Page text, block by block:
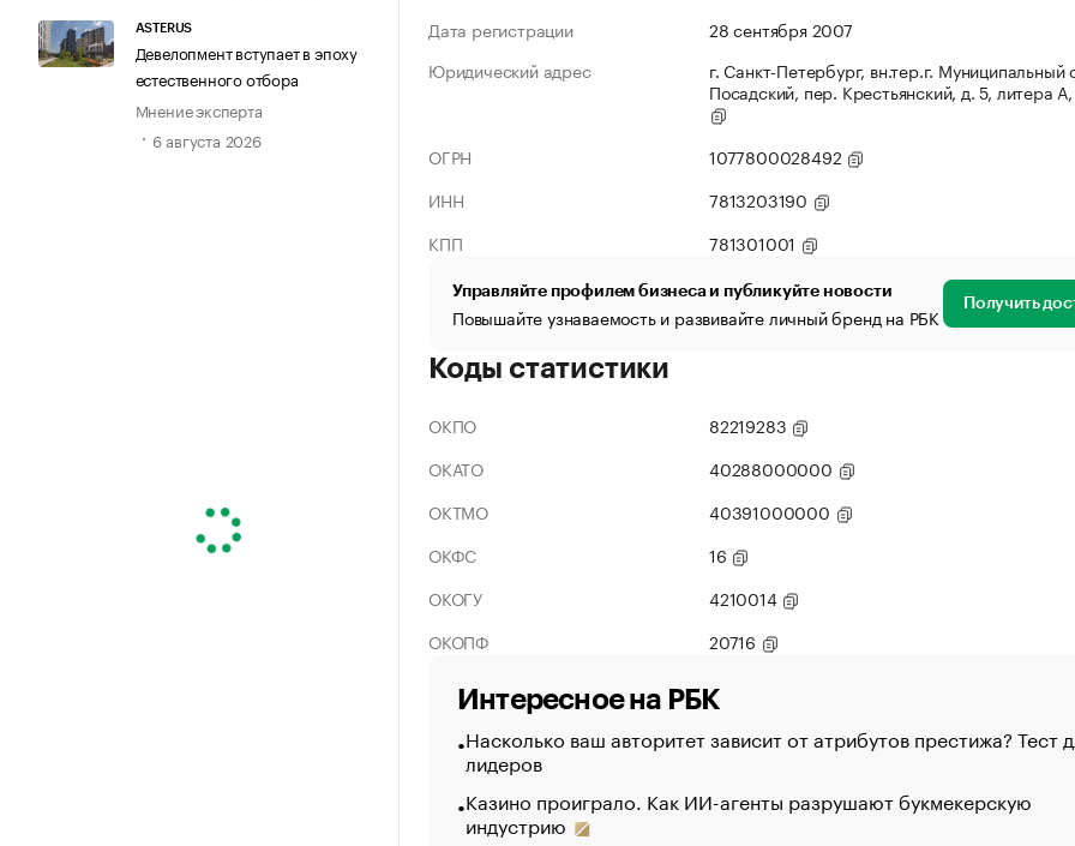
ASTERUS
Девелопмент вступает в эпоху
естественного отбора
Мнение эксперта
6 августа 2026
Дата регистрации
28 сентября 2007
Юридический адрес
г. Санкт-Петербург, вн.тер.г. Муниципальный
Посадский, пер. Крестьянский, д. 5, литера
ОГРН
1077800028492
ИНН
7813203190
КПП
781301001
Управляйте профилем бизнеса и публикуйте новости
Повышайте узнаваемость и развивайте личный бренд на РБК Получить
Коды статистики
ОКПО
82219283
ОКАТО
40288000000
ОКТМО
40391000000
ОКФС
16
ОКОГУ
4210014
ОКОПФ
20716
Интересное на РБК
Насколько ваш авторитет зависит от атрибутов престижа? Тест
лидеров
Казино проиграло. Как ИИ-агенты разрушают букмекерскую
индустрию